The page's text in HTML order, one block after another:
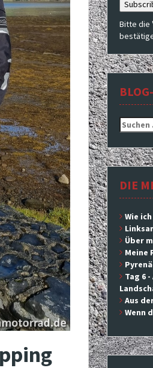
Bitte die
Suchen
nach:
DIE
Wie
Über
Meine
Tag 6
Aus
Wenn